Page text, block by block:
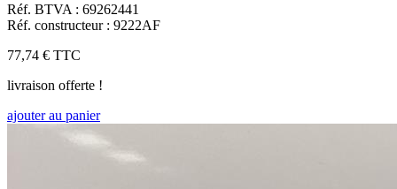
Réf. BTVA : 69262441
Réf. constructeur : 9222AF
77,74 € TTC
livraison offerte !
ajouter au panier